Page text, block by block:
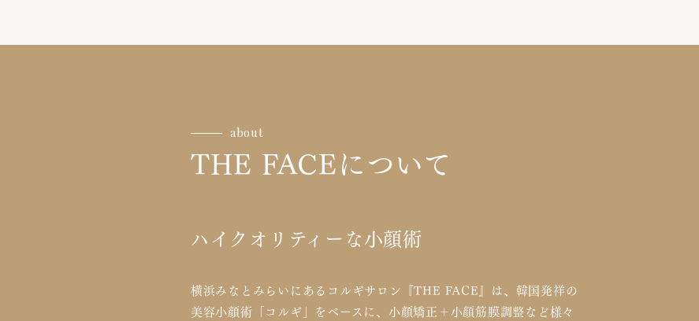
about
THE FACEについて
ハイクオリティーな小顔術
横浜みなとみらいにあるコルギサロン『THE FACE』は、韓国発祥の
美容小顔術「コルギ」をベースに、小顔矯正＋小顔筋膜調整など様々